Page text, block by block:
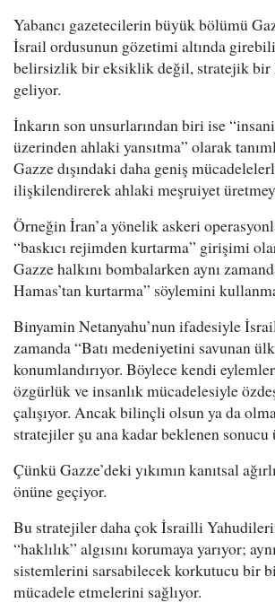
Yabancı gazetecilerin büyük bölümü
İsrail ordusunun gözetimi altında
belirsizlik bir eksiklik değil, stratejik bir
geliyor.
İnkarın son unsurlarından biri ise
üzerinden ahlaki yansıtma” olarak
Gazze dışındaki daha geniş
ilişkilendirerek ahlaki meşruiyet
Örneğin İran’a yönelik askeri
“baskıcı rejimden kurtarma” girişimi
Gazze halkını bombalarken aynı
Hamas’tan kurtarma” söylemini
Binyamin Netanyahu’nun ifadesiyle
zamanda “Batı medeniyetini savunan
konumlandırıyor. Böylece kendi
özgürlük ve insanlık mücadelesiyle
çalışıyor. Ancak bilinçli olsun ya da
stratejiler şu ana kadar beklenen
Çünkü Gazze’deki yıkımın kanıtsal
önüne geçiyor.
Bu stratejiler daha çok İsrailli
“haklılık” algısını korumaya yarıyor;
sistemlerini sarsabilecek korkutucu bir
mücadele etmelerini sağlıyor.